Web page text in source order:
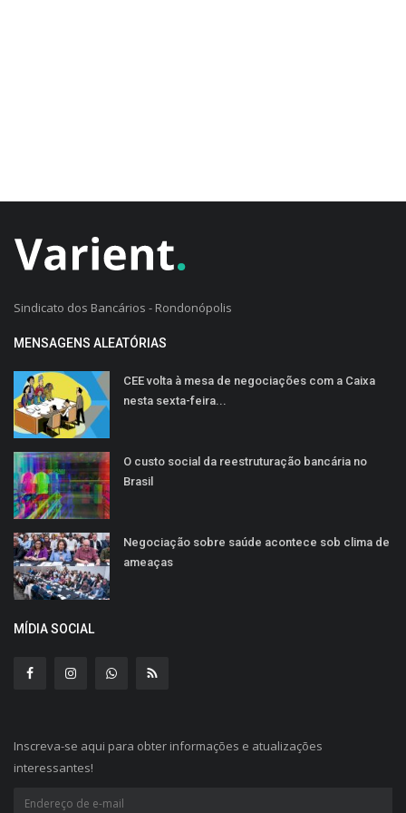
Sindicato dos Bancários - Rondonópolis
MENSAGENS ALEATÓRIAS
CEE volta à mesa de negociações com a Caixa
nesta sexta-feira...
O custo social da reestruturação bancária no
Brasil
Negociação sobre saúde acontece sob clima de
ameaças
MÍDIA SOCIAL
Inscreva-se aqui para obter informações e atualizações
interessantes!